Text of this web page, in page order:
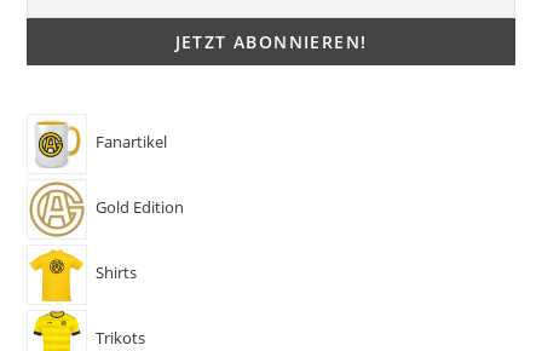
Fanartikel
Gold Edition
Shirts
Trikots